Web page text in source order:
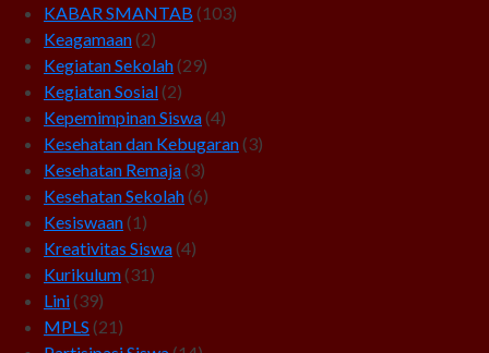
KABAR SMANTAB (103)
Keagamaan (2)
Kegiatan Sekolah (29)
Kegiatan Sosial (2)
Kepemimpinan Siswa (4)
Kesehatan dan Kebugaran (3)
Kesehatan Remaja (3)
Kesehatan Sekolah (6)
Kesiswaan (1)
Kreativitas Siswa (4)
Kurikulum (31)
Lini (39)
MPLS (21)